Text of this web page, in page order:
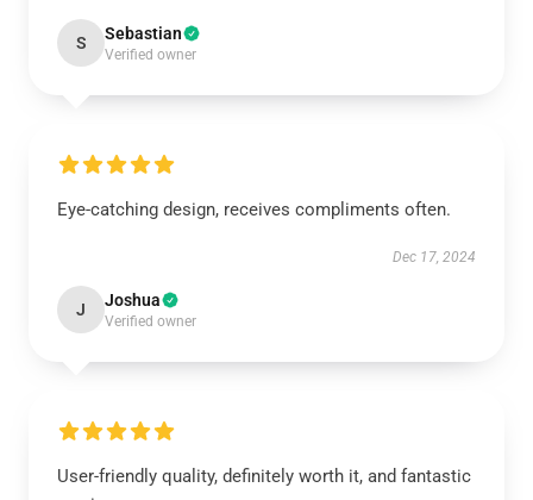
S Sebastian
Verified owner
Eye-catching design, receives compliments often.
Dec 17, 2024
J Joshua
Verified owner
User-friendly quality, definitely worth it, and fantastic